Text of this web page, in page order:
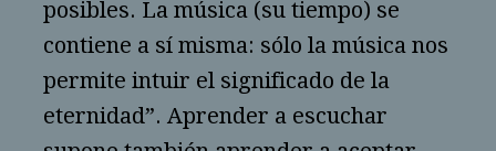
posibles. La música (su tiempo) se
contiene a sí misma: sólo la música nos
permite intuir el significado de la
eternidad”. Aprender a escuchar